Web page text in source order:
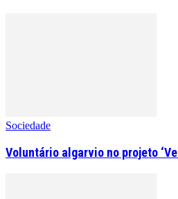
Sociedade
Voluntário algarvio no projeto